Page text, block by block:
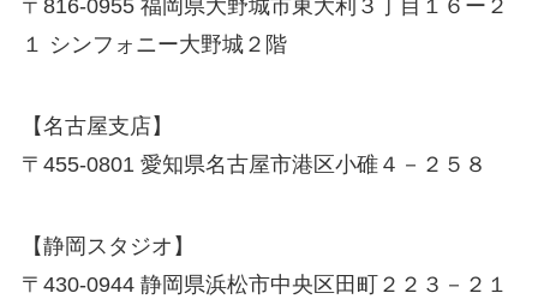
〒816-0955 福岡県大野城市東大利３丁目１６ー２
１ シンフォニー大野城２階
【名古屋支店】
〒455-0801 愛知県名古屋市港区小碓４－２５８
【静岡スタジオ】
〒430-0944 静岡県浜松市中央区田町２２３－２１